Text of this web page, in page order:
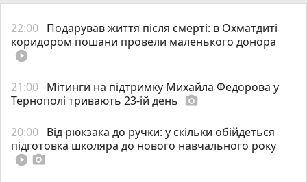
22:00 Подарував життя після смерті: в Охматдиті
коридором пошани провели маленького донора
play_circle_filled
21:00 Мітинги на підтримку Михайла Федорова у
Тернополі тривають 23-ій день photo_camera
20:00 Від рюкзака до ручки: у скільки обійдеться
підготовка школяра до нового навчального року
play_circle_filled photo_camera